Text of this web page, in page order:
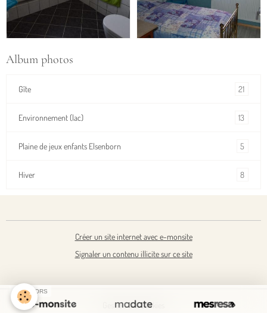
Album photos
Gîte 21
Environnement (lac) 13
Plaine de jeux enfants Elsenborn 5
Hiver 8
Créer un site internet avec e-monsite
Signaler un contenu illicite sur ce site
Gestion des cookies
SPONSORS